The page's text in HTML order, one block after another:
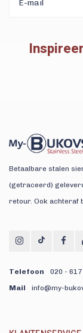
Betaalbare stalen
(getraceerd)
retour. Ook achteraf
Telefoon
020 -
Mail
info@my-